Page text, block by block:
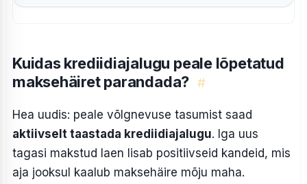
Kuidas krediidiajalugu peale lõpetatud
maksehäiret parandada? #
Hea uudis: peale võlgnevuse tasumist saad
aktiivselt taastada krediidiajalugu. Iga uus
tagasi makstud laen lisab positiivseid kandeid, mis
aja jooksul kaalub maksehäire mõju maha.